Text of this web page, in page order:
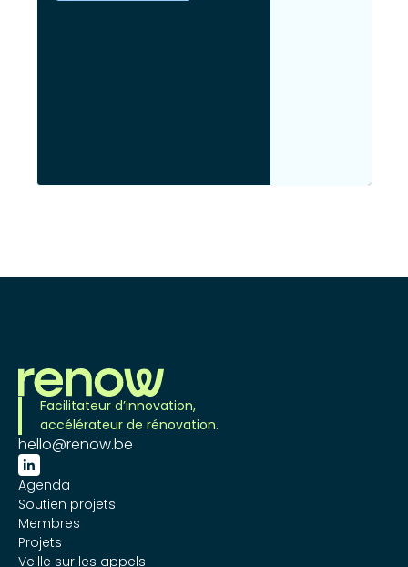
Facilitateur d’innovation,
accélérateur de rénovation.
hello@renow.be

Agenda
Soutien projets
Membres
Projets
Veille sur les appels